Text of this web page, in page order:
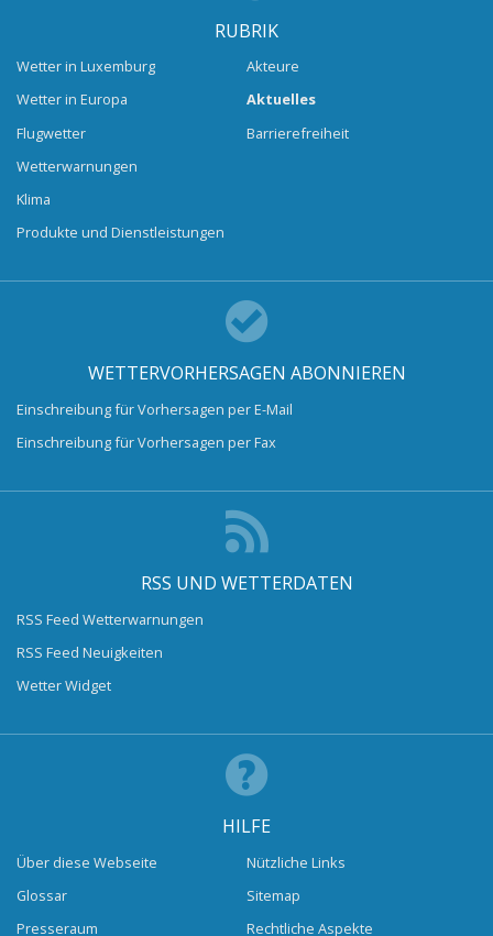
RUBRIK
Wetter in Luxemburg
Wetter in Europa
Flugwetter
Wetterwarnungen
Klima
Produkte und Dienstleistungen
Akteure
Aktuelles
Barrierefreiheit
WETTERVORHERSAGEN ABONNIEREN
Einschreibung für Vorhersagen per E-Mail
Einschreibung für Vorhersagen per Fax
RSS UND WETTERDATEN
RSS Feed Wetterwarnungen
RSS Feed Neuigkeiten
Wetter Widget
HILFE
Über diese Webseite
Glossar
Presseraum
Nützliche Links
Sitemap
Rechtliche Aspekte